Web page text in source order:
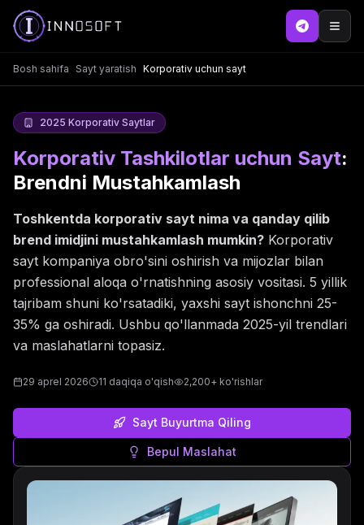
Bosh sahifa Sayt yaratish Korporativ uchun sayt
2025 Korporativ Saytlar
Korporativ Tashkilotlar uchun Sayt:
Brendni Mustahkamlash
Toshkentda korporativ sayt nima va qanday qilib
brend imidjini mustahkamlash mumkin? Korporativ
sayt kompaniya obro'sini oshirish va mijozlar bilan
professional aloqa o'rnatishning asosiy vositasi. 5 yillik
tajribam shuni ko'rsatadiki, yaxshi sayt ishonchni 25-
35% ga oshiradi. Ushbu qo'llanmada 2025-yil trendlari
va maslahatlarni topasiz.
29 aprel 2026 11 daqiqa o'qish 2,200+ ko'rishlar
Sayt Buyurtma Qiling
Bepul Maslahat